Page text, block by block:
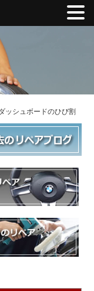
ッシュボードのひび割